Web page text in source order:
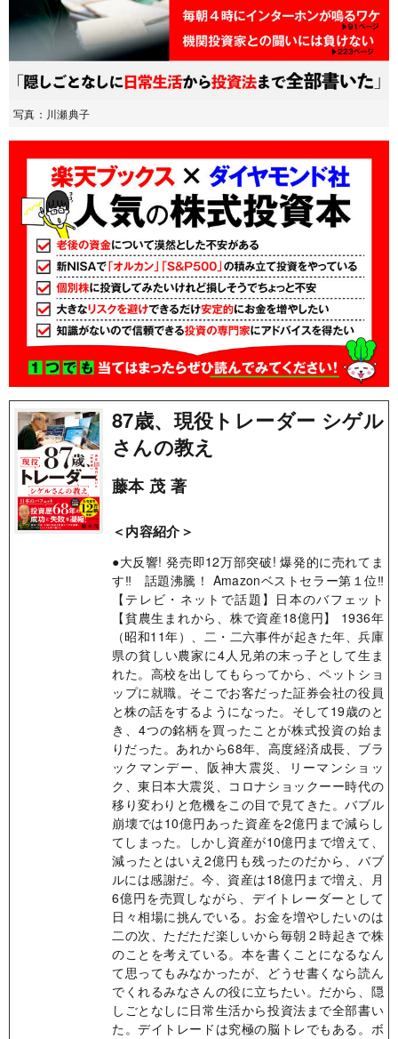
写真：川瀬典子
87歳、現役トレーダー シゲル
さんの教え
藤本 茂 著
＜内容紹介＞
●大反響! 発売即12万部突破! 爆発的に売れてま
す‼ 話題沸騰！ Amazonベストセラー第１位‼
【テレビ・ネットで話題】日本のバフェット
【貧農生まれから、株で資産18億円】 1936年
（昭和11年）、二・二六事件が起きた年、兵庫
県の貧しい農家に4人兄弟の末っ子として生ま
れた。高校を出してもらってから、ペットショ
ップに就職。そこでお客だった証券会社の役員
と株の話をするようになった。そして19歳のと
き、4つの銘柄を買ったことが株式投資の始ま
りだった。あれから68年、高度経済成長、ブラ
ックマンデー、阪神大震災、リーマンショッ
ク、東日本大震災、コロナショックーー時代の
移り変わりと危機をこの目で見てきた。バブル
崩壊では10億円あった資産を2億円まで減らし
てしまった。しかし資産が10億円まで増えて、
減ったとはいえ2億円も残ったのだから、バブ
ルには感謝だ。今、資産は18億円まで増え、月
6億円を売買しながら、デイトレーダーとして
日々相場に挑んでいる。お金を増やしたいのは
二の次、ただただ楽しいから毎朝２時起きで株
のことを考えている。本を書くことになるなん
て思ってもみなかったが、どうせ書くなら読ん
でくれるみなさんの役に立ちたい。だから、隠
しごとなしに日常生活から投資法まで全部書い
た。デイトレードは究極の脳トレでもある。ボ